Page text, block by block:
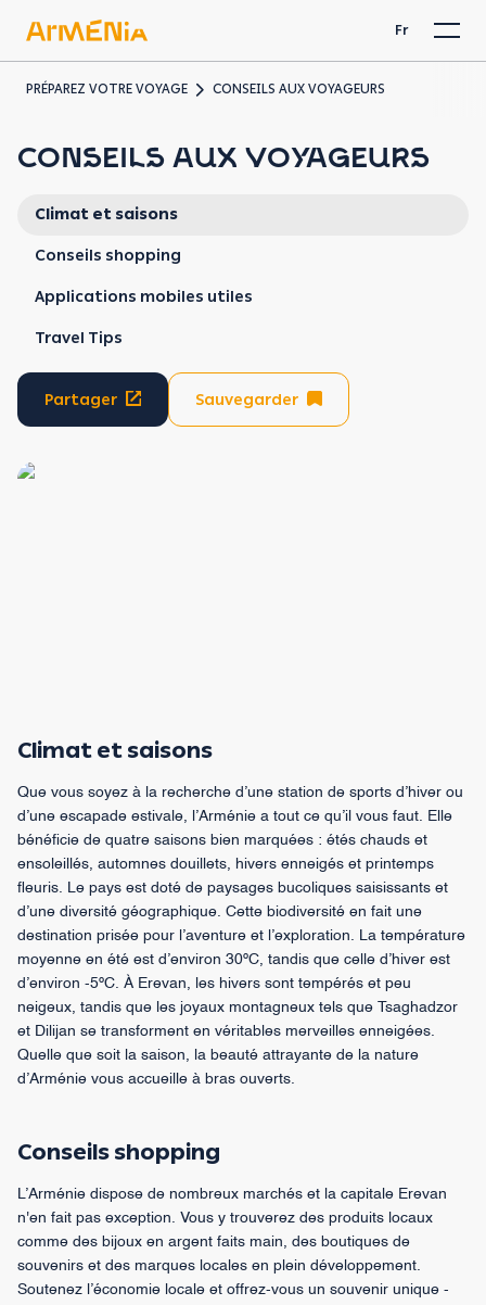
Fr
PRÉPAREZ VOTRE VOYAGE CONSEILS AUX VOYAGEURS
CONSEILS AUX VOYAGEURS
Climat et saisons
Conseils shopping
Applications mobiles utiles
Travel Tips
Partager Sauvegarder
Climat et saisons
Que vous soyez à la recherche d’une station de sports d’hiver ou
d’une escapade estivale, l’Arménie a tout ce qu’il vous faut. Elle
bénéficie de quatre saisons bien marquées : étés chauds et
ensoleillés, automnes douillets, hivers enneigés et printemps
fleuris. Le pays est doté de paysages bucoliques saisissants et
d’une diversité géographique. Cette biodiversité en fait une
destination prisée pour l’aventure et l’exploration. La température
moyenne en été est d’environ 30ºC, tandis que celle d’hiver est
d’environ -5ºC. À Erevan, les hivers sont tempérés et peu
neigeux, tandis que les joyaux montagneux tels que Tsaghadzor
et Dilijan se transforment en véritables merveilles enneigées.
Quelle que soit la saison, la beauté attrayante de la nature
d’Arménie vous accueille à bras ouverts.
Conseils shopping
L’Arménie dispose de nombreux marchés et la capitale Erevan
n'en fait pas exception. Vous y trouverez des produits locaux
comme des bijoux en argent faits main, des boutiques de
souvenirs et des marques locales en plein développement.
Soutenez l’économie locale et offrez-vous un souvenir unique -